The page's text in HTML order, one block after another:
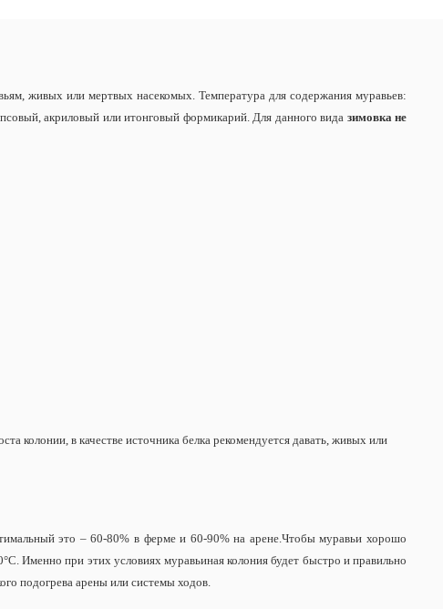
живых или мертвых насекомых. Температура для содержания муравьев:
акриловый или итонговый формикарий. Для данного вида зимовка не
в качестве источника белка рекомендуется давать, живых или
это – 60-80% в ферме и 60-90% на арене.Чтобы муравьи хорошо
Именно при этих условиях муравьиная колония будет быстро и правильно
подогрева арены или системы ходов.